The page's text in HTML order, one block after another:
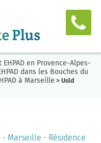
en Provence-Alpes-
dans les Bouches du
à Marseille > Usld
- Marseille - Résidence